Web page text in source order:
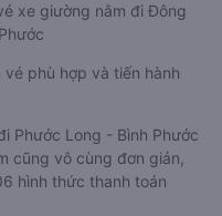
xe giường nằm đi Đông
phù hợp và tiến hành
Phước Long - Bình Phước
cũng vô cùng đơn giản,
hình thức thanh toán